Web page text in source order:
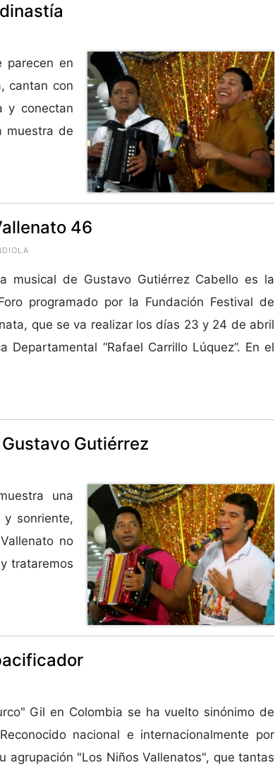
parecen en
cantan con
y conectan
muestra de
46
musical de Gustavo Gutiérrez Cabello es la
programado por la Fundación Festival de
que se va realizar los días 23 y 24 de abril
Departamental “Rafael Carrillo Lúquez”. En el
Gutiérrez
una
y sonriente,
no
trataremos
Gil en Colombia se ha vuelto sinónimo de
nacional e internacionalmente por
agrupación "Los Niños Vallenatos", que tantas